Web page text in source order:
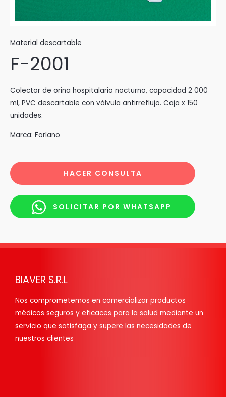
Material descartable
F-2001
Colector de orina hospitalario nocturno, capacidad 2 000
ml, PVC descartable con válvula antirreflujo. Caja x 150
unidades.
Marca: Forlano
HACER CONSULTA
SOLICITAR POR WHATSAPP
BIAVER S.R.L
Nos comprometemos en comercializar productos
médicos seguros y eficaces para la salud mediante un
servicio que satisfaga y supere las necesidades de
nuestros clientes